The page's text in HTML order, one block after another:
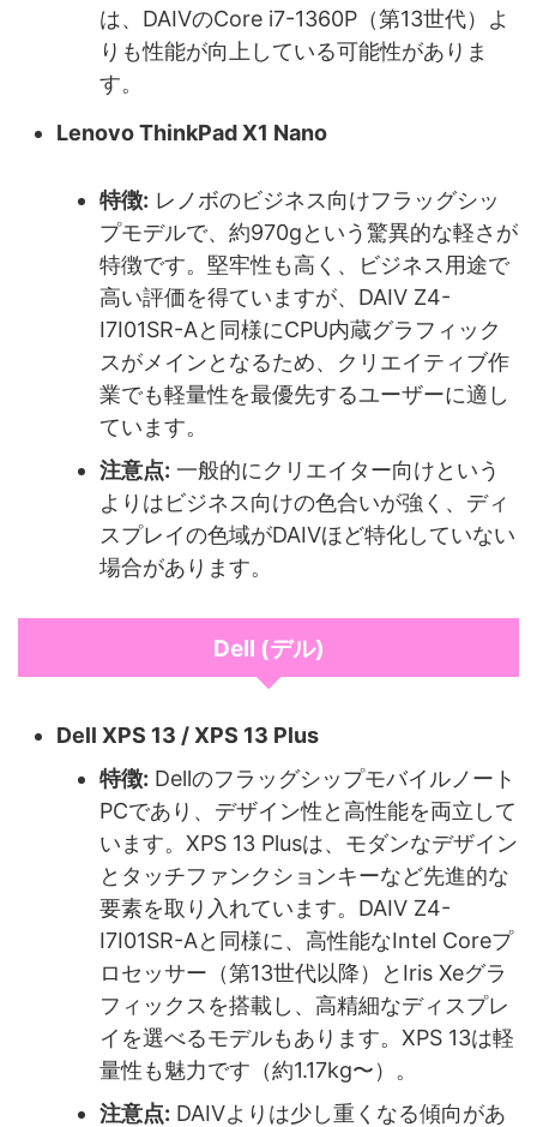
は、DAIVのCore i7-1360P（第13世代）よ
りも性能が向上している可能性がありま
す。
Lenovo ThinkPad X1 Nano
特徴: レノボのビジネス向けフラッグシッ
プモデルで、約970gという驚異的な軽さが
特徴です。堅牢性も高く、ビジネス用途で
高い評価を得ていますが、DAIV Z4-
I7I01SR-Aと同様にCPU内蔵グラフィック
スがメインとなるため、クリエイティブ作
業でも軽量性を最優先するユーザーに適し
ています。
注意点: 一般的にクリエイター向けという
よりはビジネス向けの色合いが強く、ディ
スプレイの色域がDAIVほど特化していない
場合があります。
Dell (デル)
Dell XPS 13 / XPS 13 Plus
特徴: Dellのフラッグシップモバイルノート
PCであり、デザイン性と高性能を両立して
います。XPS 13 Plusは、モダンなデザイン
とタッチファンクションキーなど先進的な
要素を取り入れています。DAIV Z4-
I7I01SR-Aと同様に、高性能なIntel Coreプ
ロセッサー（第13世代以降）とIris Xeグラ
フィックスを搭載し、高精細なディスプレ
イを選べるモデルもあります。XPS 13は軽
量性も魅力です（約1.17kg〜）。
注意点: DAIVよりは少し重くなる傾向があ